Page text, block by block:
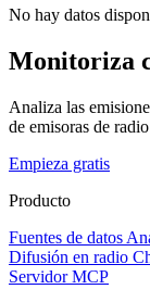
No hay datos
Monitoriza
Analiza las
de emisoras de
Empieza gratis
Producto
Fuentes de datos
Difusión en radio
Servidor MCP